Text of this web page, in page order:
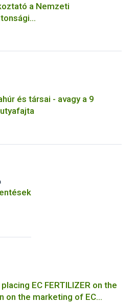
a Nemzeti
kötődő érintetti jogok
adatkezeléseihez
és társai - avagy a 9
EC FERTILIZER on the
on the marketing of EC